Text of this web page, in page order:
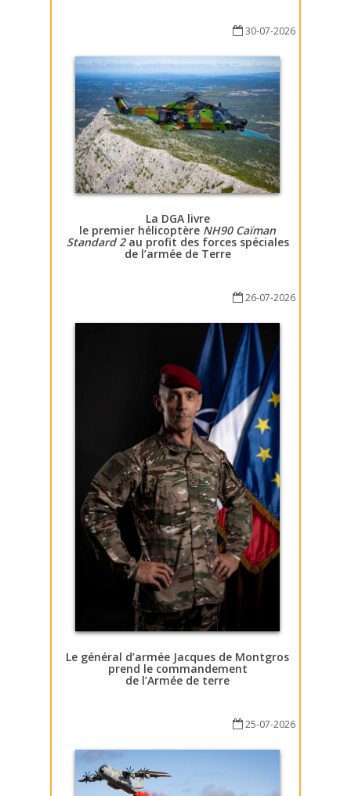
30-07-2026
La DGA livre
le premier hélicoptère NH90 Caïman
Standard 2au profit des forces spéciales
de l’armée de Terre
26-07-2026
Le général d’armée Jacques de Montgros
prend le commandement
de l’Armée de terre
25-07-2026